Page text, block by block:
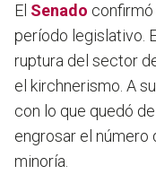
El Senado
período legislativo.
ruptura del sector
el kirchnerismo. A
con lo que quedó
engrosar el número
minoría